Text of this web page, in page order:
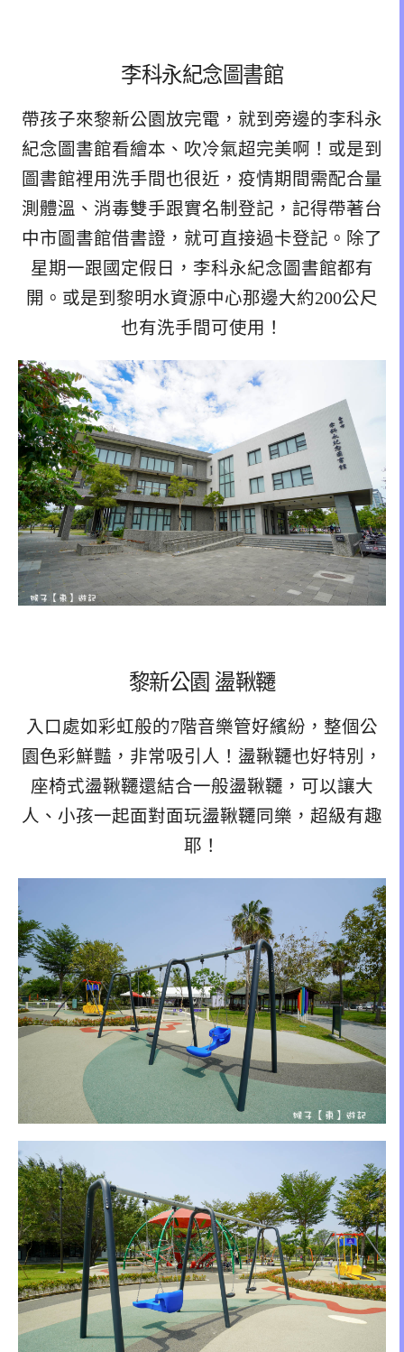
李科永紀念圖書館
帶孩子來黎新公園放完電，就到旁邊的李科永
紀念圖書館看繪本、吹冷氣超完美啊！或是到
圖書館裡用洗手間也很近，疫情期間需配合量
測體溫、消毒雙手跟實名制登記，記得帶著台
中市圖書館借書證，就可直接過卡登記。除了
星期一跟國定假日，李科永紀念圖書館都有
開。或是到黎明水資源中心那邊大約200公尺
也有洗手間可使用！
黎新公園 盪鞦韆
入口處如彩虹般的7階音樂管好繽紛，整個公
園色彩鮮豔，非常吸引人！盪鞦韆也好特別，
座椅式盪鞦韆還結合一般盪鞦韆，可以讓大
人、小孩一起面對面玩盪鞦韆同樂，超級有趣
耶！